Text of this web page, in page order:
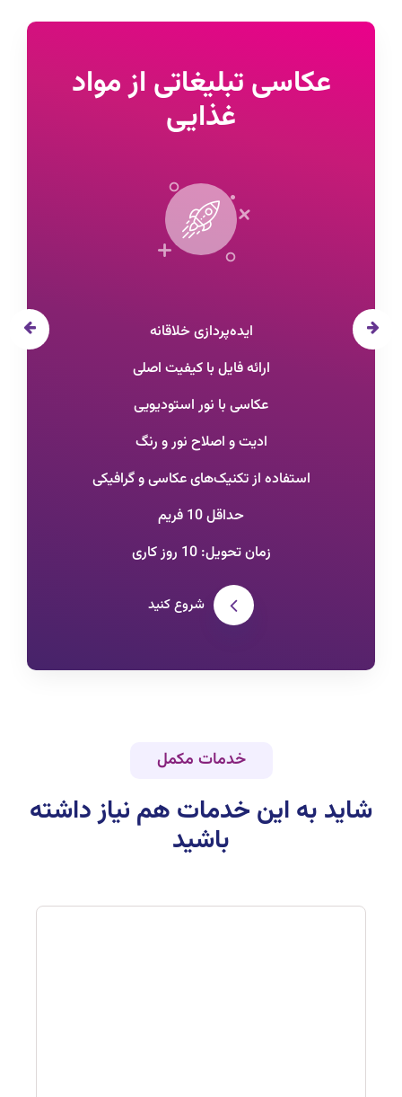
عکاسی تبلیغاتی از مواد
غذایی
ایده‌پردازی خلاقانه
ارائه فایل با کیفیت اصلی
عکاسی با نور استودیویی
ادیت و اصلاح نور و رنگ
استفاده از تکنیک‌های عکاسی و گرافیکی
حداقل 10 فریم
زمان تحویل: 10 روز کاری
شروع کنید
خدمات مکمل
شاید به این خدمات هم نیاز داشته
باشید